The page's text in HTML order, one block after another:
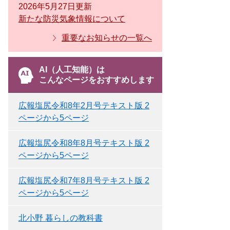
2026年5月27日更新
新たな防災気象情報について
重要なお知らせの一覧へ
AI（人工知能）は
こんなページをおすすめします
広報塩尻令和8年2月号テキスト版 2
ページから5ページ
広報塩尻令和8年8月号テキスト版 2
ページから5ページ
広報塩尻令和7年8月号テキスト版 2
ページから5ページ
北小野 暮らしの教科書